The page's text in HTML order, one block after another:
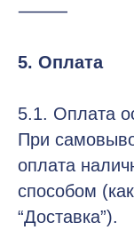
⸻
5. Оплата
5.1. Оплата
При
оплата
способом
“Доставка”).